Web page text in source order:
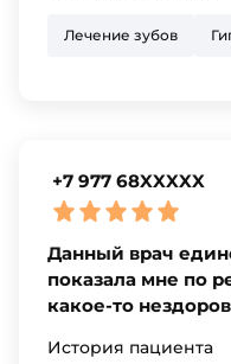
Лечение зубов
+7 977 68XXXXX
Данный врач
показала мне по
какое-то
История пациента